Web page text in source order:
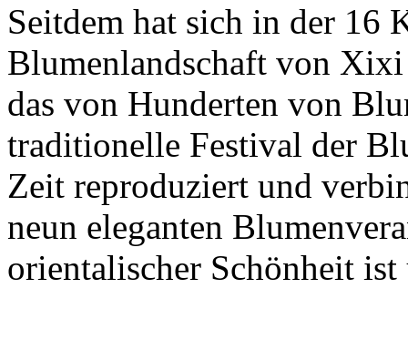
Seitdem hat sich in der 16
Blumenlandschaft von
das von Hunderten von
traditionelle Festival der
Zeit reproduziert und
neun eleganten
orientalischer Schönheit